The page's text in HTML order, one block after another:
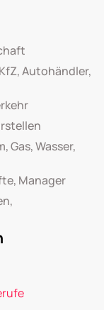
Autohändler,
Wasser,
Manager